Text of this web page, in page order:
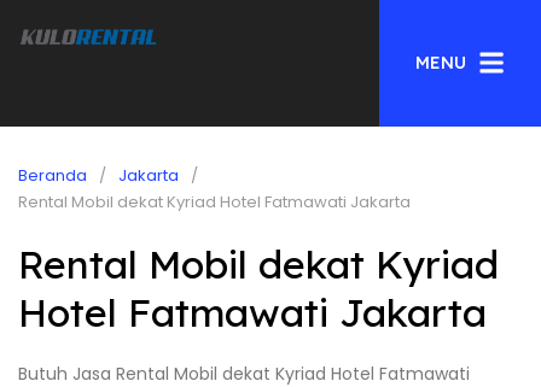
MENU
Beranda
Jakarta
Rental Mobil dekat Kyriad Hotel Fatmawati Jakarta
Rental Mobil dekat Kyriad
Hotel Fatmawati Jakarta
Butuh Jasa Rental Mobil dekat Kyriad Hotel Fatmawati